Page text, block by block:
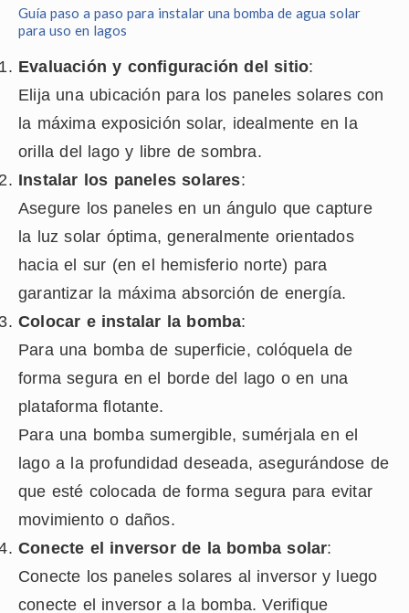
Guía paso a paso para instalar una bomba de agua solar
para uso en lagos
Evaluación y configuración del sitio:
Elija una ubicación para los paneles solares con
la máxima exposición solar, idealmente en la
orilla del lago y libre de sombra.
Instalar los paneles solares:
Asegure los paneles en un ángulo que capture
la luz solar óptima, generalmente orientados
hacia el sur (en el hemisferio norte) para
garantizar la máxima absorción de energía.
Colocar e instalar la bomba:
Para una bomba de superficie, colóquela de
forma segura en el borde del lago o en una
plataforma flotante.
Para una bomba sumergible, sumérjala en el
lago a la profundidad deseada, asegurándose de
que esté colocada de forma segura para evitar
movimiento o daños.
Conecte el inversor de la bomba solar:
Conecte los paneles solares al inversor y luego
conecte el inversor a la bomba. Verifique